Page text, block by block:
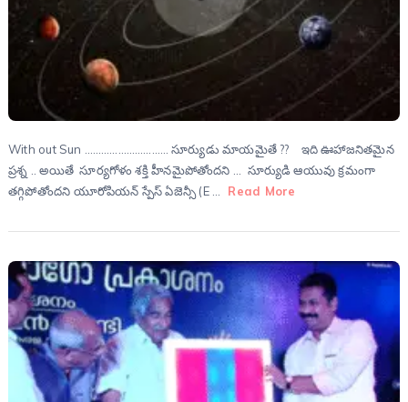
With out Sun ………………………… సూర్యుడు మాయమైతే ?? ఇది ఊహాజనితమైన
ప్రశ్న .. అయితే సూర్యగోళం శక్తి హీనమైపోతోందని … సూర్యుడి ఆయువు క్రమంగా
తగ్గిపోతోందని యూరోపియన్ స్పేస్ ఏజెన్సీ (E …
Read More